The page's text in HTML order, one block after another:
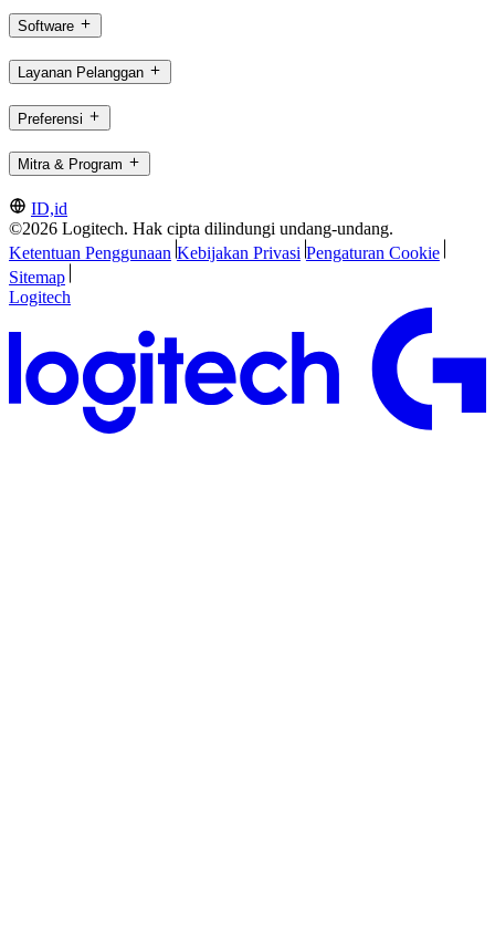
Software
Layanan Pelanggan
Preferensi
Mitra & Program
ID,id
©2026 Logitech. Hak cipta dilindungi undang-undang.
Ketentuan Penggunaan Kebijakan Privasi Pengaturan Cookie
Sitemap
Logitech